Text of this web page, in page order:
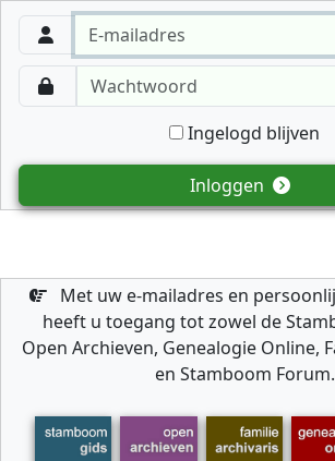
Ingelogd blijven
Inloggen
Met uw e-mailadres en
heeft u toegang tot zowel de
Open Archieven, Genealogie Online,
en Stamboom Forum.